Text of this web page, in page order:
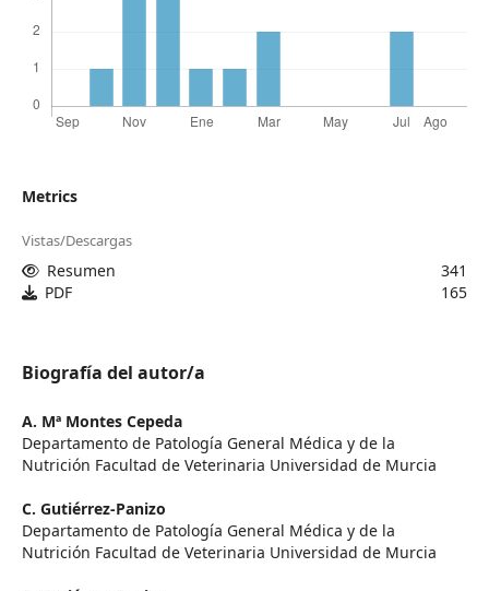
Metrics
Vistas/Descargas
Resumen
341
PDF
165
Biografía del autor/a
A. Mª Montes Cepeda
Departamento de Patología General Médica y de la
Nutrición Facultad de Veterinaria Universidad de Murcia
C. Gutiérrez-Panizo
Departamento de Patología General Médica y de la
Nutrición Facultad de Veterinaria Universidad de Murcia